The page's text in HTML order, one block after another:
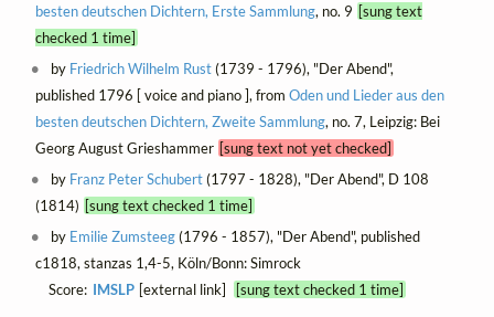
besten deutschen Dichtern, Erste Sammlung, no. 9 [sung text
checked 1 time]
by Friedrich Wilhelm Rust(1739 - 1796), "Der Abend",
published 1796 [ voice and piano ], from Oden und Lieder aus den
besten deutschen Dichtern, Zweite Sammlung, no. 7, Leipzig: Bei
Georg August Grieshammer [sung text not yet checked]
by Franz Peter Schubert(1797 - 1828), "Der Abend", D 108
(1814) [sung text checked 1 time]
by Emilie Zumsteeg(1796 - 1857), "Der Abend", published
c1818, stanzas 1,4-5, Köln/Bonn: Simrock
Score: IMSLP [external link] [sung text checked 1 time]